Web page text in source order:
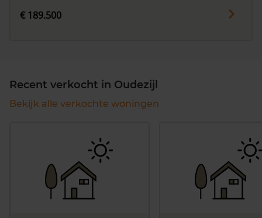
€ 189.500
Recent verkocht in Oudezijl
Bekijk alle verkochte woningen